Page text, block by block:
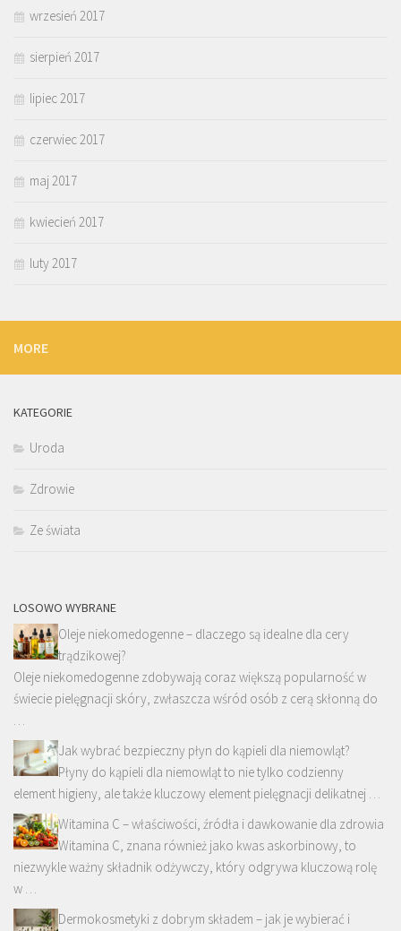
wrzesień 2017
sierpień 2017
lipiec 2017
czerwiec 2017
maj 2017
kwiecień 2017
luty 2017
MORE
KATEGORIE
Uroda
Zdrowie
Ze świata
LOSOWO WYBRANE
Oleje niekomedogenne – dlaczego są idealne dla cery
trądzikowej?
Oleje niekomedogenne zdobywają coraz większą popularność w
świecie pielęgnacji skóry, zwłaszcza wśród osób z cerą skłonną do
…
Jak wybrać bezpieczny płyn do kąpieli dla niemowląt?
Płyny do kąpieli dla niemowląt to nie tylko codzienny
element higieny, ale także kluczowy element pielęgnacji delikatnej …
Witamina C – właściwości, źródła i dawkowanie dla zdrowia
Witamina C, znana również jako kwas askorbinowy, to
niezwykle ważny składnik odżywczy, który odgrywa kluczową rolę
w …
Dermokosmetyki z dobrym składem – jak je wybierać i